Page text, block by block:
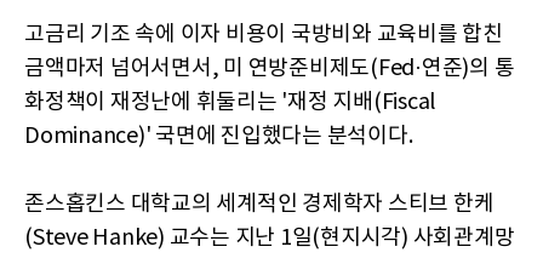
고금리 기조 속에 이자 비용이 국방비와 교육비를 합친
금액마저 넘어서면서, 미 연방준비제도(Fed·연준)의 통
화정책이 재정난에 휘둘리는 '재정 지배(Fiscal
Dominance)' 국면에 진입했다는 분석이다.
존스홉킨스 대학교의 세계적인 경제학자 스티브 한케
(Steve Hanke) 교수는 지난 1일(현지시각) 사회관계망